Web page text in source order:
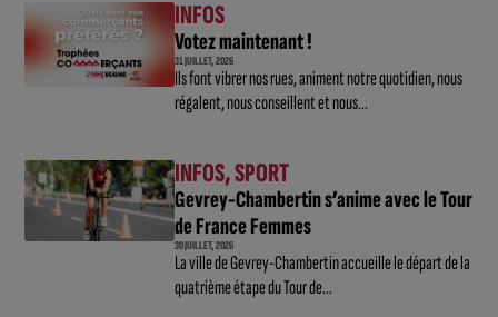
INFOS
Votez maintenant !
31 JUILLET, 2026
Ils font vibrer nos rues, animent notre quotidien, nous
régalent, nous conseillent et nous...
INFOS,SPORT
Gevrey-Chambertin s’anime avec le Tour
de France Femmes
30 JUILLET, 2026
La ville de Gevrey-Chambertin accueille le départ de la
quatrième étape du Tour de...